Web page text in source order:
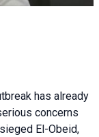
has already
concerns
El-Obeid,